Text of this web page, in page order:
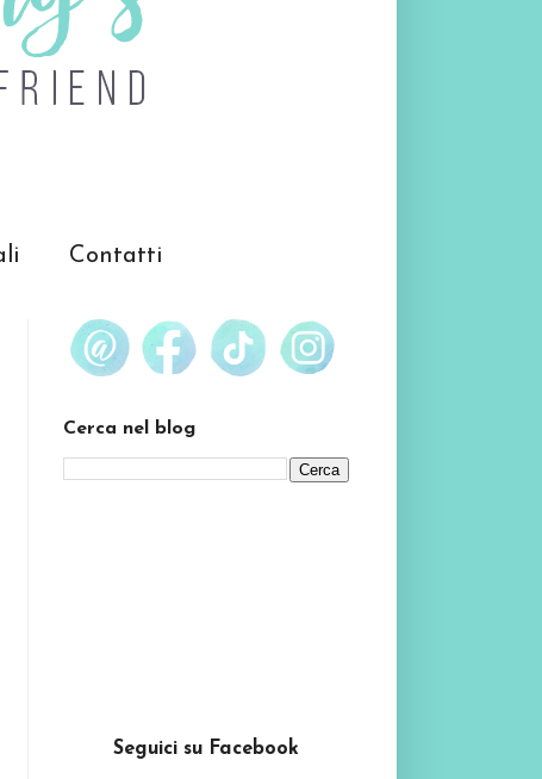
Contatti
Cerca nel blog
Seguici su Facebook